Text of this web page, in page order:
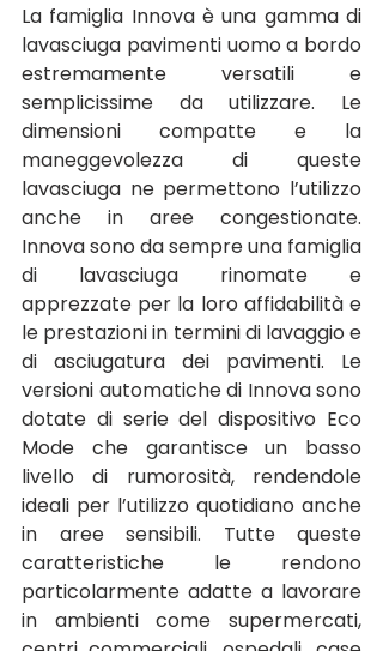
La famiglia Innova è una gamma di
lavasciuga pavimenti uomo a bordo
estremamente versatili e
semplicissime da utilizzare. Le
dimensioni compatte e la
maneggevolezza di queste
lavasciuga ne permettono l’utilizzo
anche in aree congestionate.
Innova sono da sempre una famiglia
di lavasciuga rinomate e
apprezzate per la loro affidabilità e
le prestazioni in termini di lavaggio e
di asciugatura dei pavimenti. Le
versioni automatiche di Innova sono
dotate di serie del dispositivo Eco
Mode che garantisce un basso
livello di rumorosità, rendendole
ideali per l’utilizzo quotidiano anche
in aree sensibili. Tutte queste
caratteristiche le rendono
particolarmente adatte a lavorare
in ambienti come supermercati,